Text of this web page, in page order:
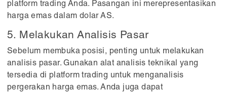
platform trading Anda. Pasangan ini merepresentasikan
harga emas dalam dolar AS.
5. Melakukan Analisis Pasar
Sebelum membuka posisi, penting untuk melakukan
analisis pasar. Gunakan alat analisis teknikal yang
tersedia di platform trading untuk menganalisis
pergerakan harga emas. Anda juga dapat